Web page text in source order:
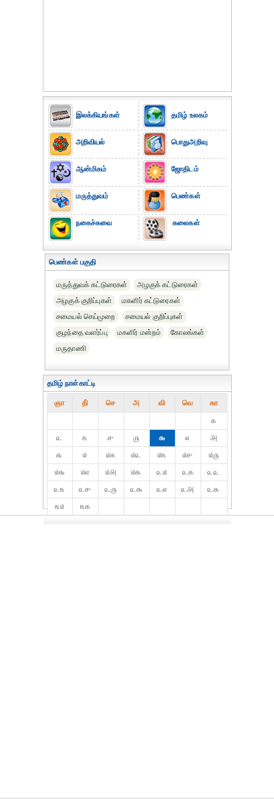
இலக்கியங்கள்
அறிவியல்
ஆன்மிகம்
மருத்துவம்
நகைச்சுவை
தமிழ் உலகம்
பொதுஅறிவு
ஜோதிடம்
பெண்கள்
கலைகள்
பெண்கள் பகுதி
மருத்துவக் கட்டுரைகள்
அழகுக் கட்டுரைகள்
அழகுக் குறிப்புகள்
மகளிர் கட்டுரைகள்
சமையல் செய்முறை
சமையல் குறிப்புகள்
குழந்தை வளர்ப்பு
மகளிர் மன்றம்
கோலங்கள்
மருதாணி
தமிழ் நாள்காட்டி
ஞா தி் செ அ வி வெ கா
௧
௨
௩ ௪ ௫ ௬ ௭
௮
௯
௰ ௰௧ ௰௨ ௰௩ ௰௪
௰௫
௰௬
௰௭ ௰௮ ௰௯ ௨௰ ௨௧
௨௨
௨௩
௨௪ ௨௫ ௨௬ ௨௭ ௨௮
௨௯
௩௰
௩௧